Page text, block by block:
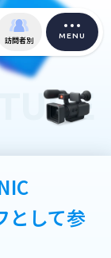
訪問者別 MENU
として参